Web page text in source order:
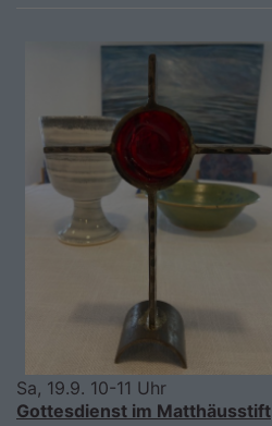
Sa, 19.9. 10-11 Uhr
Gottesdienst im Matthäusstift